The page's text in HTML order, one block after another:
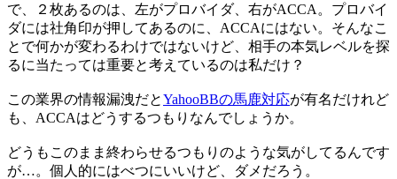
で、２枚あるのは、左がプロバイダ、右がACCA。プロバイ
ダには社角印が押してあるのに、ACCAにはない。そんなこ
とで何かが変わるわけではないけど、相手の本気レベルを探
るに当たっては重要と考えているのは私だけ？
この業界の情報漏洩だとYahooBBの馬鹿対応が有名だけれど
も、ACCAはどうするつもりなんでしょうか。
どうもこのまま終わらせるつもりのような気がしてるんです
が…。個人的にはべつにいいけど、ダメだろう。